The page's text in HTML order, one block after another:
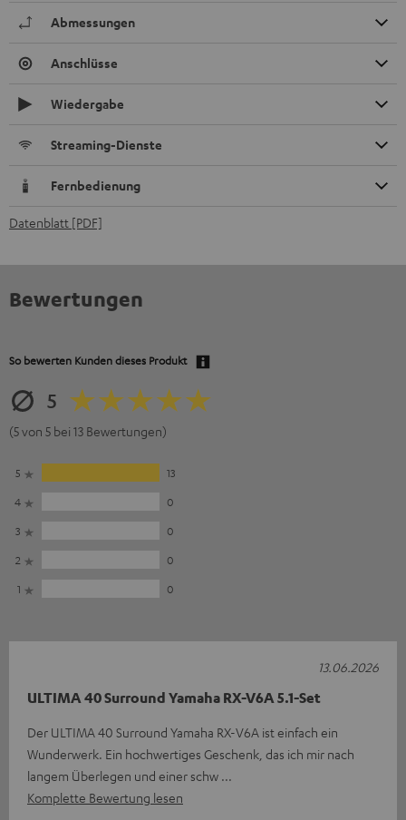
Abmessungen
Anschlüsse
Wiedergabe
Streaming-Dienste
Fernbedienung
Datenblatt [PDF]
Bewertungen
So bewerten Kunden dieses Produkt
5
(5 von 5 bei 13 Bewertungen)
5
13
4
0
3
0
2
0
1
0
ULTIMA 40 Surround Yamaha RX-V6A 5.1-Set
Der ULTIMA 40 Surround Yamaha RX-V6A ist einfach ein
Wunderwerk. Ein hochwertiges Geschenk, das ich mir nach
langem Überlegen und einer schw
Komplette Bewertung lesen
13.06.2026